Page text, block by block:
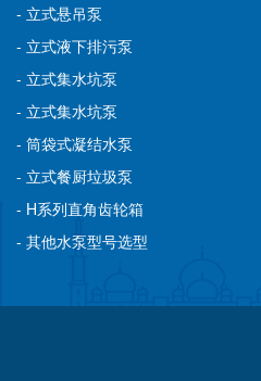
- 立式悬吊泵
- 立式液下排污泵
- 立式集水坑泵
- 立式集水坑泵
- 筒袋式凝结水泵
- 立式餐厨垃圾泵
- H系列直角齿轮箱
- 其他水泵型号选型